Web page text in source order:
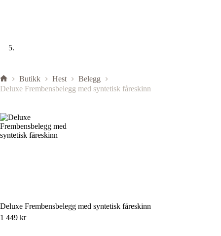
Butikk Hest
Belegg
Deluxe Frembensbelegg med syntetisk fåreskinn
Deluxe Frembensbelegg med syntetisk fåreskinn
1 449 kr